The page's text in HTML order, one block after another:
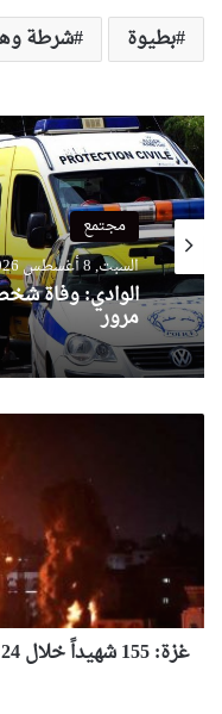
بطيوة شرطة
مجتمع
السبت, 8 أغسطس 2026, 10:27
مرور
غزة:
سريان
اتفاق
وقف